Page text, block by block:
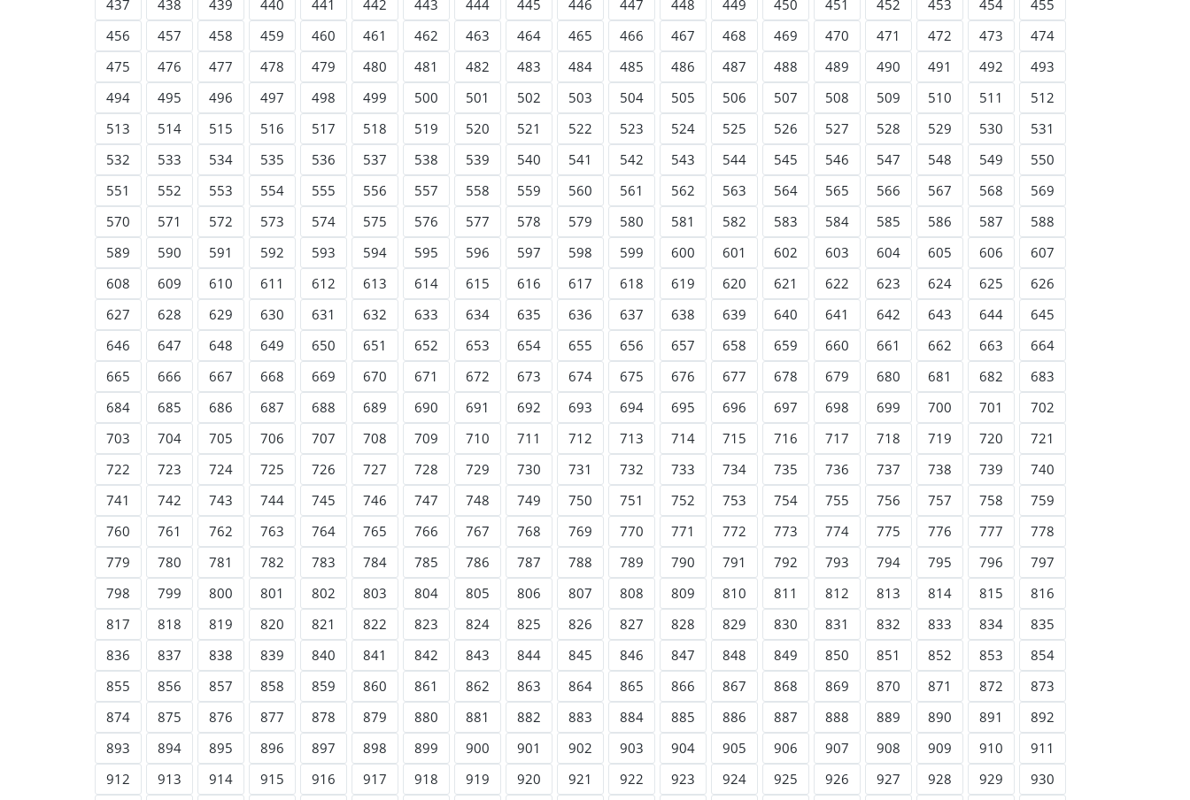
437 438 439 440 441 442 443 444 445 446 447 448 449 450 451 452 453 454
455
456
457 458 459 460 461 462 463 464 465 466 467 468 469 470 471 472 473
474
475
476 477 478 479 480 481 482 483 484 485 486 487 488 489 490 491 492
493
494
495 496 497 498 499 500 501 502 503 504 505 506 507 508 509 510 511
512
513
514 515 516 517 518 519 520 521 522 523 524 525 526 527 528 529 530
531
532
533 534 535 536 537 538 539 540 541 542 543 544 545 546 547 548 549
550
551
552 553 554 555 556 557 558 559 560 561 562 563 564 565 566 567 568
569
570
571 572 573 574 575 576 577 578 579 580 581 582 583 584 585 586 587
588
589
590 591 592 593 594 595 596 597 598 599 600 601 602 603 604 605 606
607
608
609 610 611 612 613 614 615 616 617 618 619 620 621 622 623 624 625
626
627
628 629 630 631 632 633 634 635 636 637 638 639 640 641 642 643 644
645
646
647 648 649 650 651 652 653 654 655 656 657 658 659 660 661 662 663
664
665
666 667 668 669 670 671 672 673 674 675 676 677 678 679 680 681 682
683
684
685 686 687 688 689 690 691 692 693 694 695 696 697 698 699 700 701
702
703
704 705 706 707 708 709 710 711 712 713 714 715 716 717 718 719 720
721
722
723 724 725 726 727 728 729 730 731 732 733 734 735 736 737 738 739
740
741
742 743 744 745 746 747 748 749 750 751 752 753 754 755 756 757 758
759
760
761 762 763 764 765 766 767 768 769 770 771 772 773 774 775 776 777
778
779
780 781 782 783 784 785 786 787 788 789 790 791 792 793 794 795 796
797
798
799 800 801 802 803 804 805 806 807 808 809 810 811 812 813 814 815
816
817
818 819 820 821 822 823 824 825 826 827 828 829 830 831 832 833 834
835
836
837 838 839 840 841 842 843 844 845 846 847 848 849 850 851 852 853
854
855
856 857 858 859 860 861 862 863 864 865 866 867 868 869 870 871 872
873
874
875 876 877 878 879 880 881 882 883 884 885 886 887 888 889 890 891
892
893
894 895 896 897 898 899 900 901 902 903 904 905 906 907 908 909 910
911
912
913 914 915 916 917 918 919 920 921 922 923 924 925 926 927 928 929
930